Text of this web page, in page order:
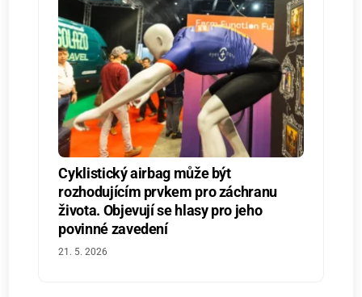
Cyklistický airbag může být
rozhodujícím prvkem pro záchranu
života. Objevují se hlasy pro jeho
povinné zavedení
21. 5. 2026